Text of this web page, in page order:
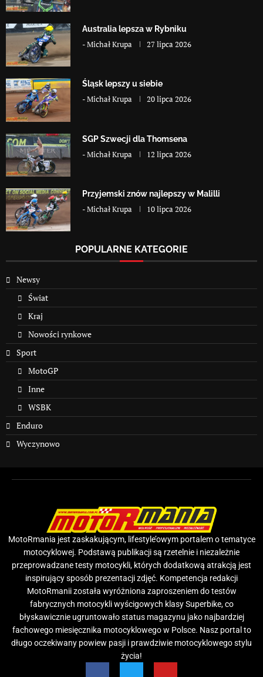
Australia lepsza w Rybniku
-Michał Krupa 27 lipca 2026
Śląsk lepszy u siebie
-Michał Krupa 20 lipca 2026
SGP Szwecji dla Thomsena
-Michał Krupa 12 lipca 2026
Przyjemski znów najlepszy w Malilli
-Michał Krupa 10 lipca 2026
POPULARNE KATEGORIE
Newsy
Świat
Kraj
Nowości rynkowe
Sport
MotoGP
Inne
WSBK
Enduro
Wyczynowo
MotoRmania jest zaskakującym, lifestyle’owym portalem o tematyce
motocyklowej. Podstawą publikacji są rzetelnie i niezależnie
przeprowadzane testy motocykli, których dodatkową atrakcją jest
inspirujący sposób prezentacji zdjęć. Kompetencja redakcji
MotoRmanii została wyróżniona zaproszeniem do testów
fabrycznych motocykli wyścigowych klasy Superbike, co
błyskawicznie ugruntowało status magazynu jako najbardziej
fachowego miesięcznika motocyklowego w Polsce. Nasz portal to
długo oczekiwany powiew pasji i prawdziwie motocyklowego stylu
życia!